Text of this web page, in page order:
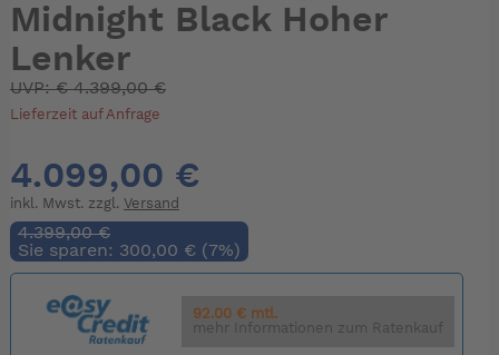
Midnight Black Hoher
Lenker
UVP:€4.399,00 €
Lieferzeit auf Anfrage
4.099,00 €
inkl. Mwst. zzgl. Versand
4.399,00 €
Sie sparen: 300,00 € (7%)
92.00 € mtl.
mehr Informationen zum Ratenkauf